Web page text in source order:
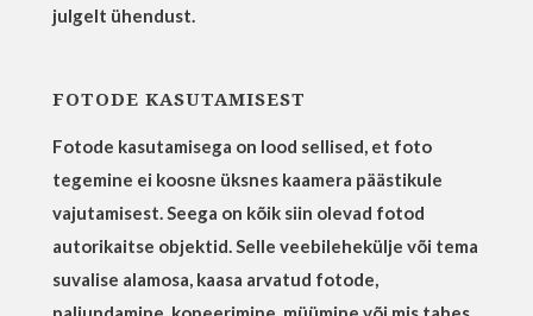
julgelt ühendust.
FOTODE KASUTAMISEST
Fotode kasutamisega on lood sellised, et foto
tegemine ei koosne üksnes kaamera päästikule
vajutamisest. Seega on kõik siin olevad fotod
autorikaitse objektid. Selle veebilehekülje või tema
suvalise alamosa, kaasa arvatud fotode,